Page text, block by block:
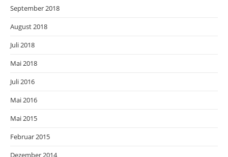
September 2018
August 2018
Juli 2018
Mai 2018
Juli 2016
Mai 2016
Mai 2015
Februar 2015
Dezember 2014